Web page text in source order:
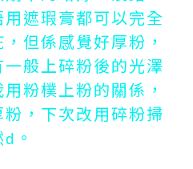
遮瑕膏都可以完全
但係感覺好厚粉，
般上碎粉後的光澤
粉樸上粉的關係，
粉，下次改用碎粉掃
d 。